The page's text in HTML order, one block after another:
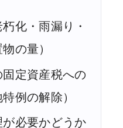
化・雨漏り・
の量）
定資産税への
例の解除）
必要かどうか